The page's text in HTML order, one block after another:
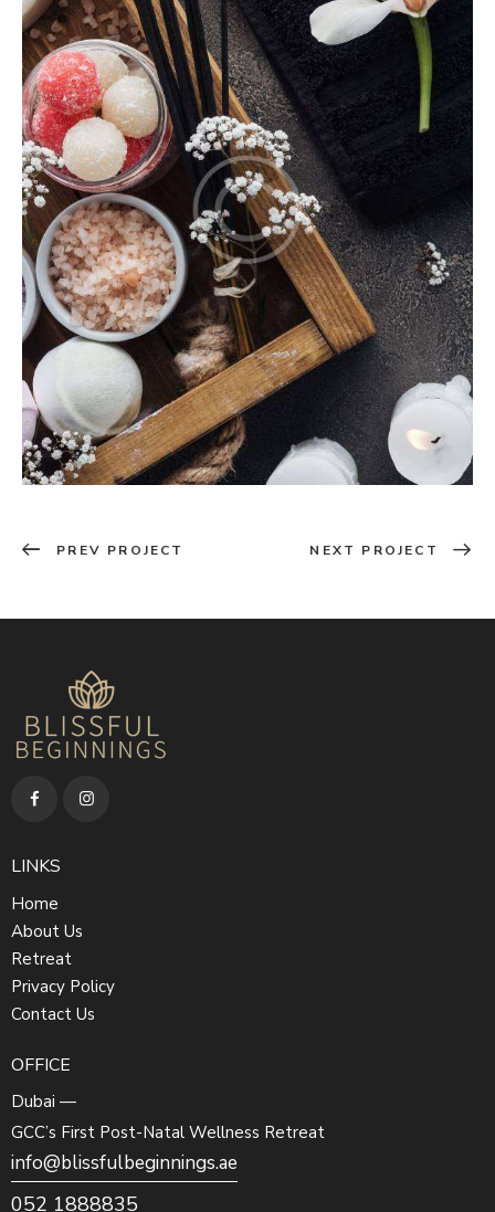
PREV PROJECT NEXT PROJECT
LINKS
Home
About Us
Retreat
Privacy Policy
Contact Us
OFFICE
Dubai —
GCC’s First Post-Natal Wellness Retreat
info@blissfulbeginnings.ae
052 1888835